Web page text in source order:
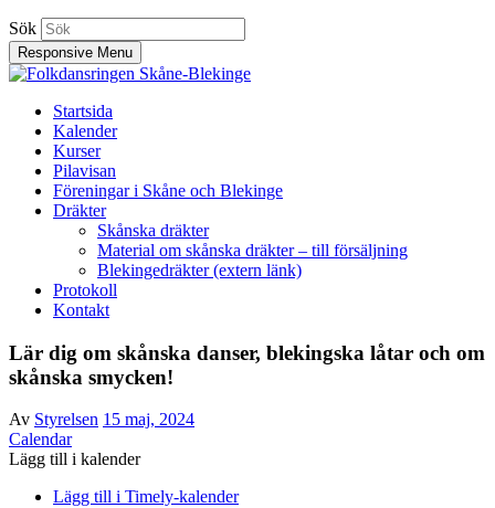
Sök
Responsive Menu
Sydligaste distriktet inom Svenska Folkdansringen
Startsida
Kalender
Kurser
Pilavisan
Föreningar i Skåne och Blekinge
Dräkter
Skånska dräkter
Material om skånska dräkter – till försäljning
Blekingedräkter (extern länk)
Protokoll
Kontakt
Lär dig om skånska danser, blekingska låtar och om
skånska smycken!
Av Styrelsen 15 maj, 2024
Calendar
Lägg till i kalender
Lägg till i Timely-kalender